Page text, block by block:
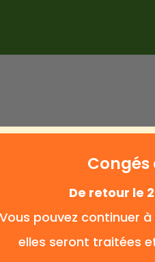
Qwetch(1)
De retour le
Vous pouvez continuer
elles seront traitées